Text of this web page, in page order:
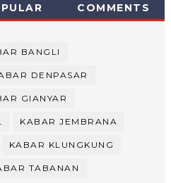
COMMENTS
BANGLI
DENPASAR
GIANYAR
KABAR JEMBRANA
KABAR KLUNGKUNG
TABANAN